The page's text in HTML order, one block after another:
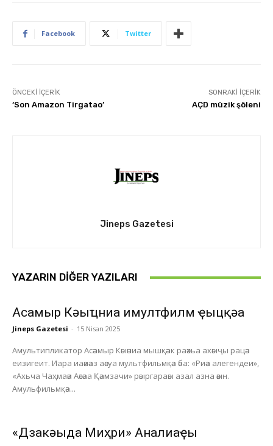
Facebook Twitter
ÖNCEKI İÇERIK
‘Son Amazon Tirgatao’
SONRAKI İÇERIK
AÇD müzik şöleni
Jineps Gazetesi
YAZARIN DIĞER YAZILARI
Асҭамыр Кәыҵниа имултфилм ҿыцқәа
Jineps Gazetesi - 15 Nisan 2025
Амультипликатор Асәамыр Кәыәниа мышқәак раәхьа ахәыҷы рацәа
еизигеит. Иара иаәиәаз аәсуа мультфильмқәа әба: «Риәа алегендеи»,
«Ахьча Чаҳмаәи Аәсәаа Қәамзачи» рәыргараәы азал азна әәын.
Амульфильмқәа...
«Дзакәыда Миҳри» Анҭалиаҿы